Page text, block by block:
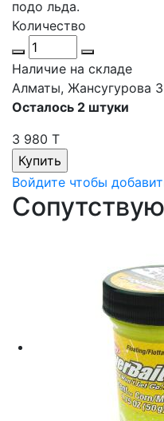
подо льда.
Количество
Наличие на складе
Алматы, Жансугурова
Осталось 2 штуки
3 980 T
Войдите чтобы